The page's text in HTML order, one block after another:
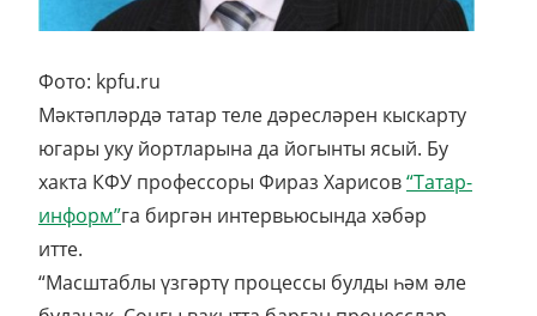
Фото: kpfu.ru
Мәктәпләрдә татар теле дәресләрен кыскарту
югары уку йортларына да йогынты ясый. Бу
хакта КФУ профессоры Фираз Харисов“Татар-
информ”га биргән интервьюсында хәбәр
итте.
“Масштаблы үзгәртү процессы булды һәм әле